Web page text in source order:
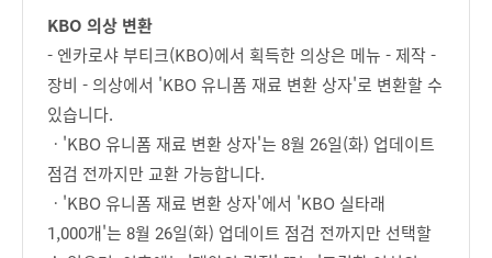
KBO 의상 변환
- 엔카로샤 부티크(KBO)에서 획득한 의상은 메뉴 - 제작 -
장비 - 의상에서 'KBO 유니폼 재료 변환 상자'로 변환할 수
있습니다.
ㆍ'KBO 유니폼 재료 변환 상자'는 8월 26일(화) 업데이트
점검 전까지만 교환 가능합니다.
ㆍ'KBO 유니폼 재료 변환 상자'에서 'KBO 실타래
1,000개'는 8월 26일(화) 업데이트 점검 전까지만 선택할